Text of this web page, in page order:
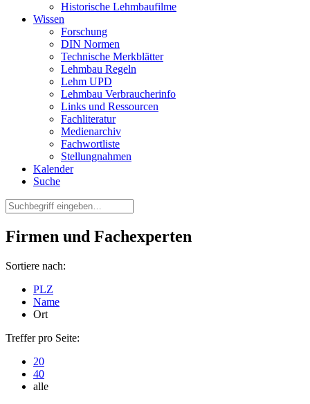
Historische Lehmbaufilme
Wissen
Forschung
DIN Normen
Technische Merkblätter
Lehmbau Regeln
Lehm UPD
Lehmbau Verbraucherinfo
Links und Ressourcen
Fachliteratur
Medienarchiv
Fachwortliste
Stellungnahmen
Kalender
Suche
Firmen und Fachexperten
Sortiere nach:
PLZ
Name
Ort
Treffer pro Seite:
20
40
alle